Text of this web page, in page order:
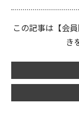
この記事は【会
き